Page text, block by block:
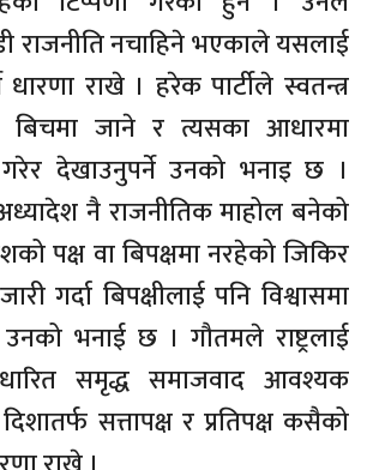
राजनीति नचाहिने भएकाले यसलाई
धारणा राखे । हरेक पार्टीले स्वतन्त्र
जाने र त्यसका आधारमा
देखाउनुपर्ने उनको भनाइ छ ।
नै राजनीतिक माहोल बनेको
पक्ष वा बिपक्षमा नरहेको जिकिर
गर्दा बिपक्षीलाई पनि विश्वासमा
भनाई छ । गौतमले राष्ट्रलाई
समृद्ध समाजवाद आवश्यक
सत्तापक्ष र प्रतिपक्ष कसैको